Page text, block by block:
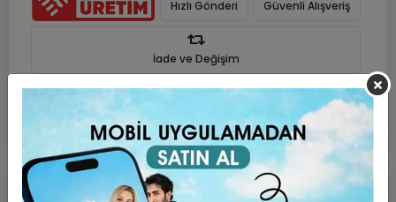
Hızlı Gönderi Güvenli Alışveriş
İade ve Değişim